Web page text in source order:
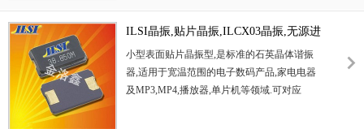
击性等,在移动通信领域得到了广泛
的应用,晶振产品本身可发挥优良的
电气特性,满足无铅焊接的高温回流
温度曲线要求.
础，提升了晶振厂家的竞争力，使
晶振厂家高频石英晶振的研发及生
产领先于国内其它公司。插件49S
焊接型晶振,低消耗金属面晶
振,HC49US晶振，高品质晶振，进
振本身能确保其高可靠性,采用编带包装,可对
应产品应用到自动贴片机告诉安装,满足无铅焊
接的高温回流温度曲线要求.
ILSI晶振,贴片晶振,ILCX03晶振,无源进
口晶振
小型表面贴片晶振型,是标准的石英晶体谐振
器,适用于宽温范围的电子数码产品,家电电器
及MP3,MP4,播放器,单片机等领域.可对应